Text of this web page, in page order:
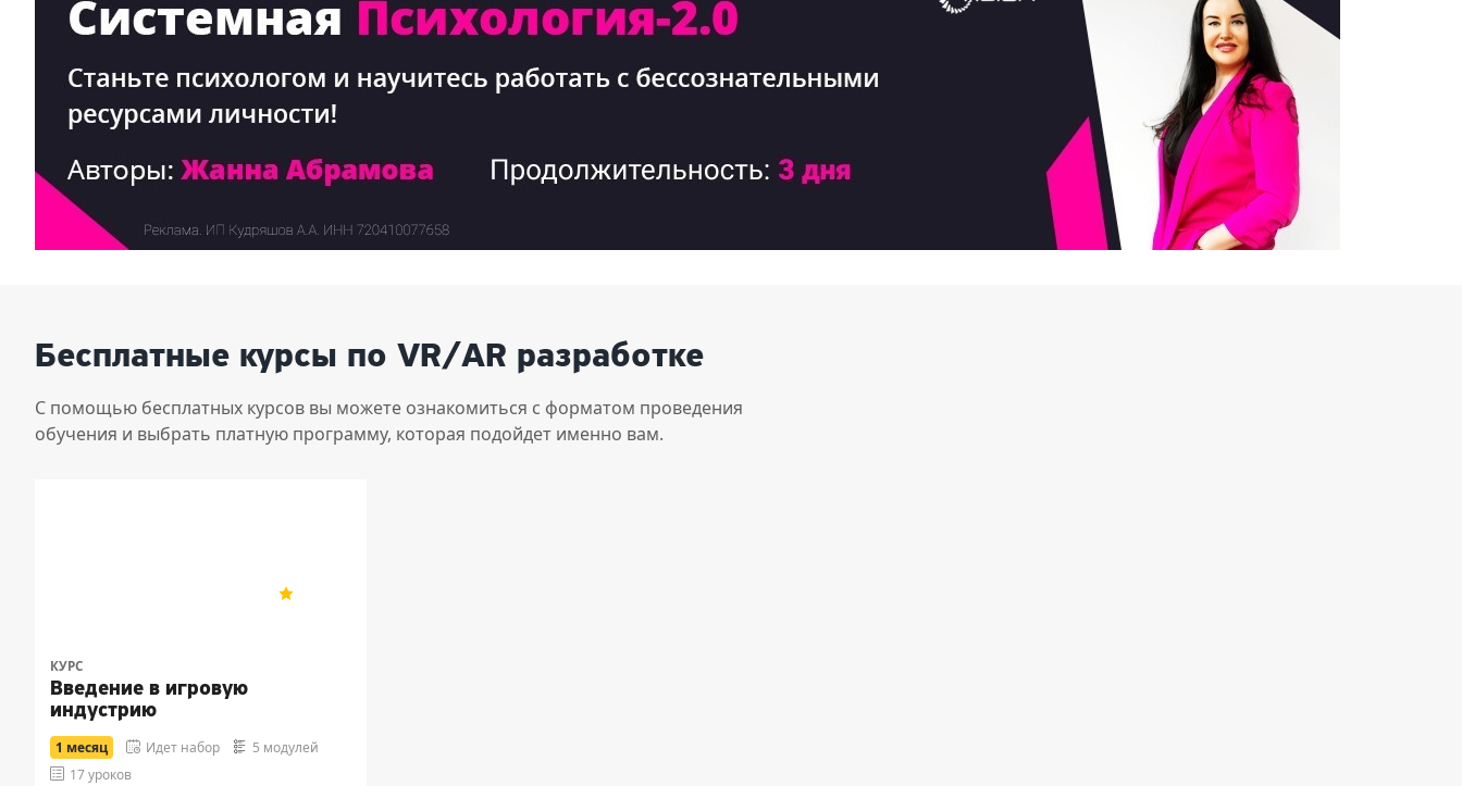
Бесплатные курсы по VR/AR разработке
С помощью бесплатных курсов вы можете ознакомиться с форматом проведения
обучения и выбрать платную программу, которая подойдет именно вам.
КУРС
Введение в игровую
индустрию
1 месяц Идет набор
5 модулей
17 уроков